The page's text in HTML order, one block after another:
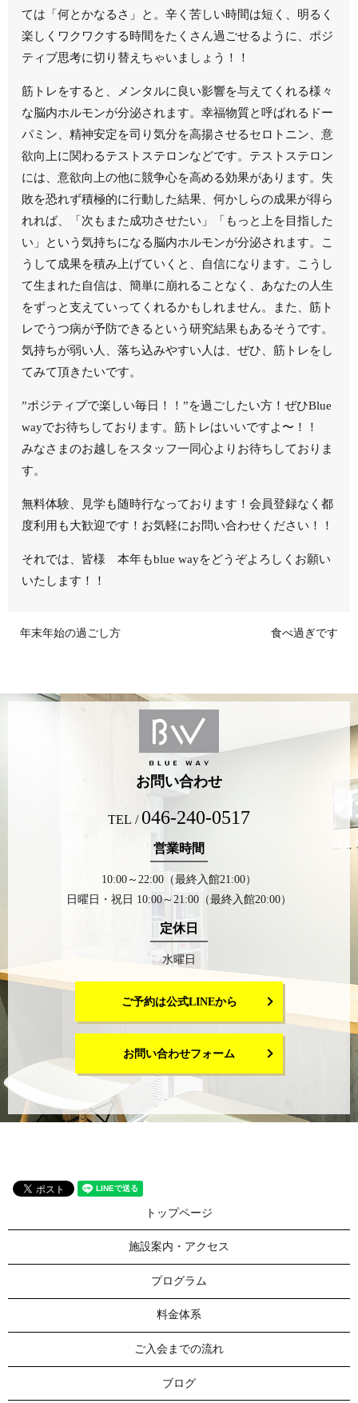
ては「何とかなるさ」と。辛く苦しい時間は短く、明るく
楽しくワクワクする時間をたくさん過ごせるように、ポジ
ティブ思考に切り替えちゃいましょう！！
筋トレをすると、メンタルに良い影響を与えてくれる様々
な脳内ホルモンが分泌されます。幸福物質と呼ばれるドー
パミン、精神安定を司り気分を高揚させるセロトニン、意
欲向上に関わるテストステロンなどです。テストステロン
には、意欲向上の他に競争心を高める効果があります。失
敗を恐れず積極的に行動した結果、何かしらの成果が得ら
れれば、「次もまた成功させたい」「もっと上を目指した
い」という気持ちになる脳内ホルモンが分泌されます。こ
うして成果を積み上げていくと、自信になります。こうし
て生まれた自信は、簡単に崩れることなく、あなたの人生
をずっと支えていってくれるかもしれません。また、筋ト
レでうつ病が予防できるという研究結果もあるそうです。
気持ちが弱い人、落ち込みやすい人は、ぜひ、筋トレをし
てみて頂きたいです。
”ポジティブで楽しい毎日！！”を過ごしたい方！ぜひBlue
wayでお待ちしております。筋トレはいいですよ〜！！
みなさまのお越しをスタッフ一同心よりお待ちしておりま
す。
無料体験、見学も随時行なっております！会員登録なく都
度利用も大歓迎です！お気軽にお問い合わせください！！
それでは、皆様 本年もblue wayをどうぞよろしくお願い
いたします！！
年末年始の過ごし方 食べ過ぎです
お問い合わせ
TEL / 046-240-0517
営業時間
10:00～22:00（最終入館21:00）
日曜日・祝日 10:00～21:00（最終入館20:00）
定休日
水曜日
ご予約は公式LINEから
お問い合わせフォーム
トップページ
施設案内・アクセス
プログラム
料金体系
ご入会までの流れ
ブログ